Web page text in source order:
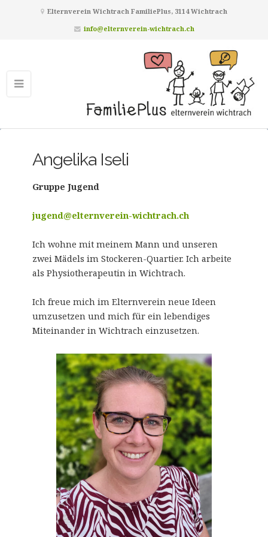
Elternverein Wichtrach FamiliePlus, 3114 Wichtrach
info@elternverein-wichtrach.ch
Angelika Iseli
Gruppe Jugend
jugend@elternverein-wichtrach.ch
Ich wohne mit meinem Mann und unseren
zwei Mädels im Stockeren-Quartier. Ich arbeite
als Physiotherapeutin in Wichtrach.
Ich freue mich im Elternverein neue Ideen
umzusetzen und mich für ein lebendiges
Miteinander in Wichtrach einzusetzen.